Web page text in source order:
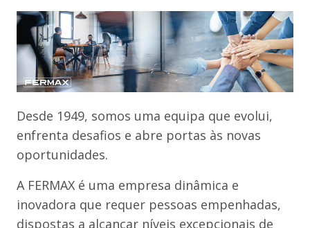
Desde 1949, somos uma equipa que evolui,
enfrenta desafios e abre portas às novas
oportunidades.
A FERMAX é uma empresa dinâmica e
inovadora que requer pessoas empenhadas,
dispostas a alcançar níveis excepcionais de